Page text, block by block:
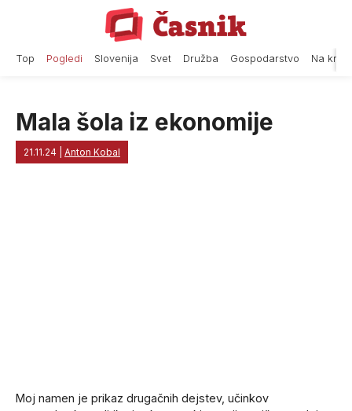
Top Pogledi Slovenija Svet Družba Gospodarstvo Na
Mala šola iz ekonomije
21.11.24 Anton Kobal
Moj namen je prikaz drugačnih dejstev, učinkov